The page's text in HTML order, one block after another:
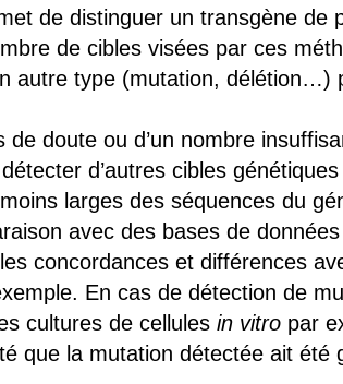
de distinguer un transgène de
de cibles visées par ces
autre type (mutation, délétion…)
de doute ou d’un nombre
d’autres cibles
larges des séquences du
avec des bases de
concordances et différences
En cas de détection de
cultures de cellulesin vitro par
que la mutation détectée ait